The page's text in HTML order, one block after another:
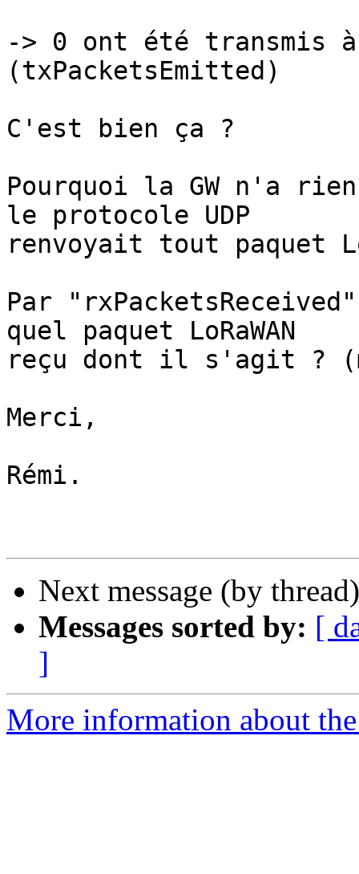
-> 0 ont été transmis
(txPacketsEmitted)
C'est bien ça ?
Pourquoi la GW n'a
le protocole UDP
renvoyait tout paquet
Par
quel paquet LoRaWAN
reçu dont il s'agit ?
Merci,
Rémi.
Next message (by
Messages sorted by: [
]
More information about